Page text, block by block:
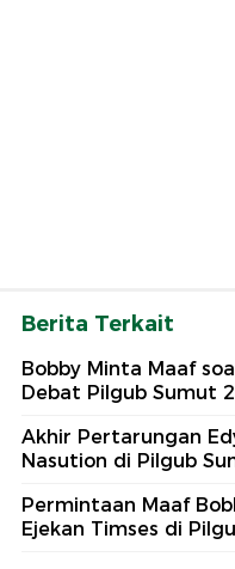
Berita Terkait
Bobby Minta Maaf
Debat Pilgub Sumut
Akhir Pertarungan
Nasution di Pilgub
Permintaan Maaf
Ejekan Timses di